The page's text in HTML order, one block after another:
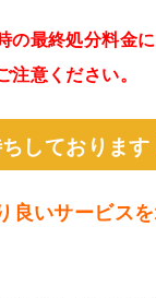
最終処分料金
注意ください。
しております
良いサービス